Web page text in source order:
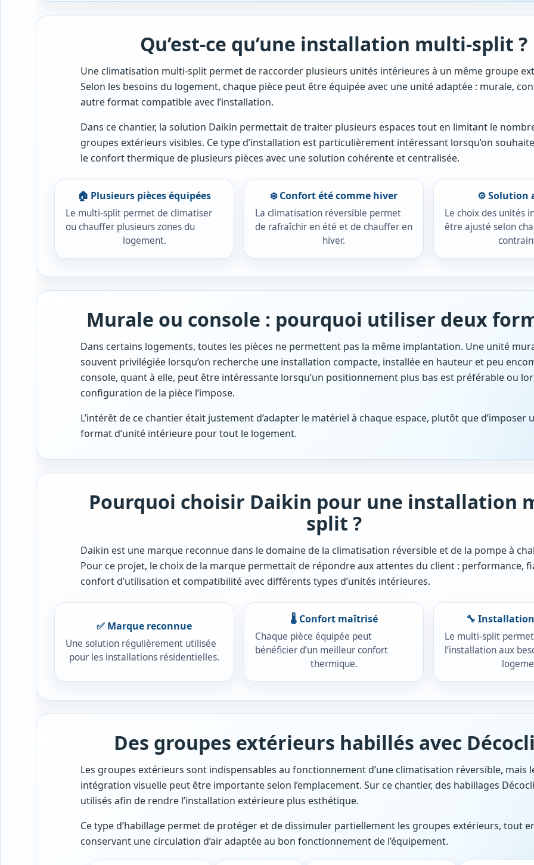
Qu’est-ce qu’une installation multi-split ?
Une climatisation multi-split permet de raccorder plusieurs unités intérieures à un même groupe
Selon les besoins du logement, chaque pièce peut être équipée avec une unité adaptée : murale,
autre format compatible avec l’installation.
Dans ce chantier, la solution Daikin permettait de traiter plusieurs espaces tout en limitant le
groupes extérieurs visibles. Ce type d’installation est particulièrement intéressant lorsqu’on
le confort thermique de plusieurs pièces avec une solution cohérente et centralisée.
🏠 Plusieurs pièces équipées
Le multi-split permet de climatiser
ou chauffer plusieurs zones du
logement.
❄️ Confort été comme hiver
La climatisation réversible permet
de rafraîchir en été et de chauffer en
hiver.
⚙️ Solution
Le choix des unités
être ajusté selon
Murale ou console : pourquoi utiliser deux
Dans certains logements, toutes les pièces ne permettent pas la même implantation. Une unité
souvent privilégiée lorsqu’on recherche une installation compacte, installée en hauteur et peu
console, quant à elle, peut être intéressante lorsqu’un positionnement plus bas est préférable ou
configuration de la pièce l’impose.
L’intérêt de ce chantier était justement d’adapter le matériel à chaque espace, plutôt que d’imposer
format d’unité intérieure pour tout le logement.
Pourquoi choisir Daikin pour une installation
split ?
Daikin est une marque reconnue dans le domaine de la climatisation réversible et de la pompe à
Pour ce projet, le choix de la marque permettait de répondre aux attentes du client : performance,
confort d’utilisation et compatibilité avec différents types d’unités intérieures.
✅ Marque reconnue
Une solution régulièrement utilisée
pour les installations résidentielles.
🌡️ Confort maîtrisé
Chaque pièce équipée peut
bénéficier d’un meilleur confort
thermique.
🔧
Le multi-split
l’installation aux
Des groupes extérieurs habillés avec
Les groupes extérieurs sont indispensables au fonctionnement d’une climatisation réversible, mais
intégration visuelle peut être importante selon l’emplacement. Sur ce chantier, des habillages
utilisés afin de rendre l’installation extérieure plus esthétique.
Ce type d’habillage permet de protéger et de dissimuler partiellement les groupes extérieurs, tout
conservant une circulation d’air adaptée au bon fonctionnement de l’équipement.